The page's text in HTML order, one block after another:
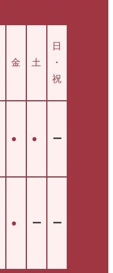
金 土
日
・
祝
● ●
●